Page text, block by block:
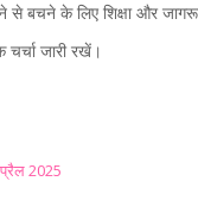
से बचने के लिए शिक्षा और
जारी रखें।
2025